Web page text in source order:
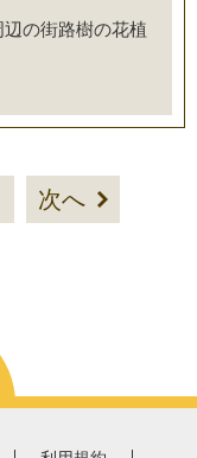
の街路樹の花植
次へ